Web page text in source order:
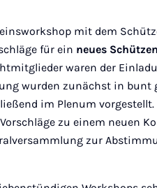
mit dem
für ein neues
waren der
wurden zunächst in bunt
im Plenum vorgestellt.
zu einem neuen
zur